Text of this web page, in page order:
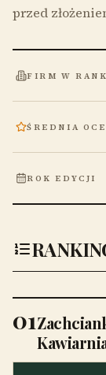
przed
FIRM W
ŚREDNIA
ROK EDYCJI
01